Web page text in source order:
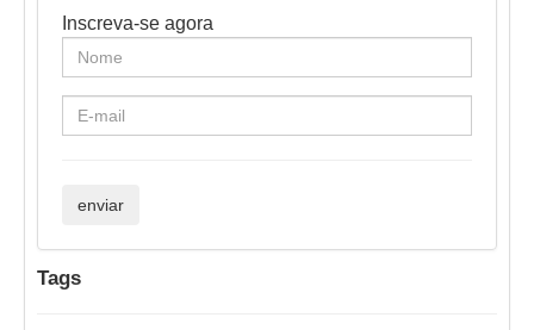
Inscreva-se agora
Tags